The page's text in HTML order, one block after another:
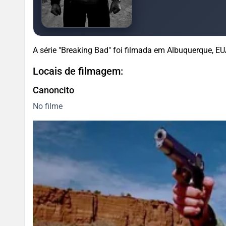
A série "Breaking Bad" foi filmada em Albuquerque,
Locais de filmagem:
Canoncito
No filme